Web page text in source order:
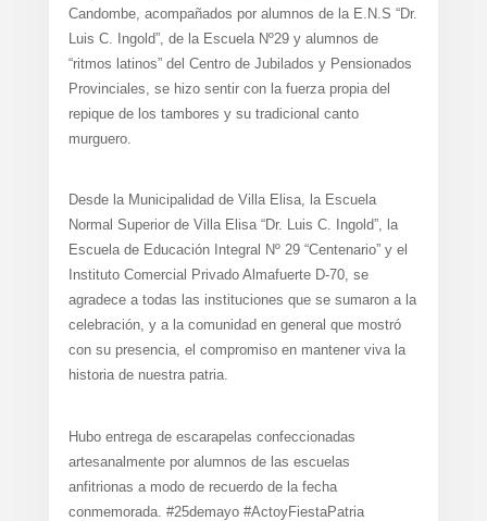
Candombe, acompañados por alumnos de la E.N.S “Dr.
Luis C. Ingold”, de la Escuela Nº29 y alumnos de
“ritmos latinos” del Centro de Jubilados y Pensionados
Provinciales, se hizo sentir con la fuerza propia del
repique de los tambores y su tradicional canto
murguero.
Desde la Municipalidad de Villa Elisa, la Escuela
Normal Superior de Villa Elisa “Dr. Luis C. Ingold”, la
Escuela de Educación Integral Nº 29 “Centenario” y el
Instituto Comercial Privado Almafuerte D-70, se
agradece a todas las instituciones que se sumaron a la
celebración, y a la comunidad en general que mostró
con su presencia, el compromiso en mantener viva la
historia de nuestra patria.
Hubo entrega de escarapelas confeccionadas
artesanalmente por alumnos de las escuelas
anfitrionas a modo de recuerdo de la fecha
conmemorada. #25demayo #ActoyFiestaPatria